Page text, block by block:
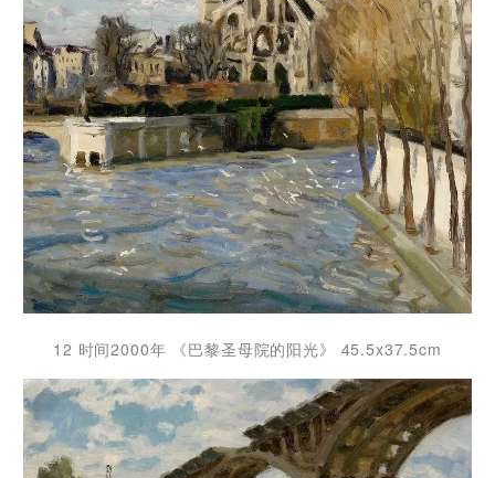
12 时间2000年 《巴黎圣母院的阳光》 45.5x37.5cm